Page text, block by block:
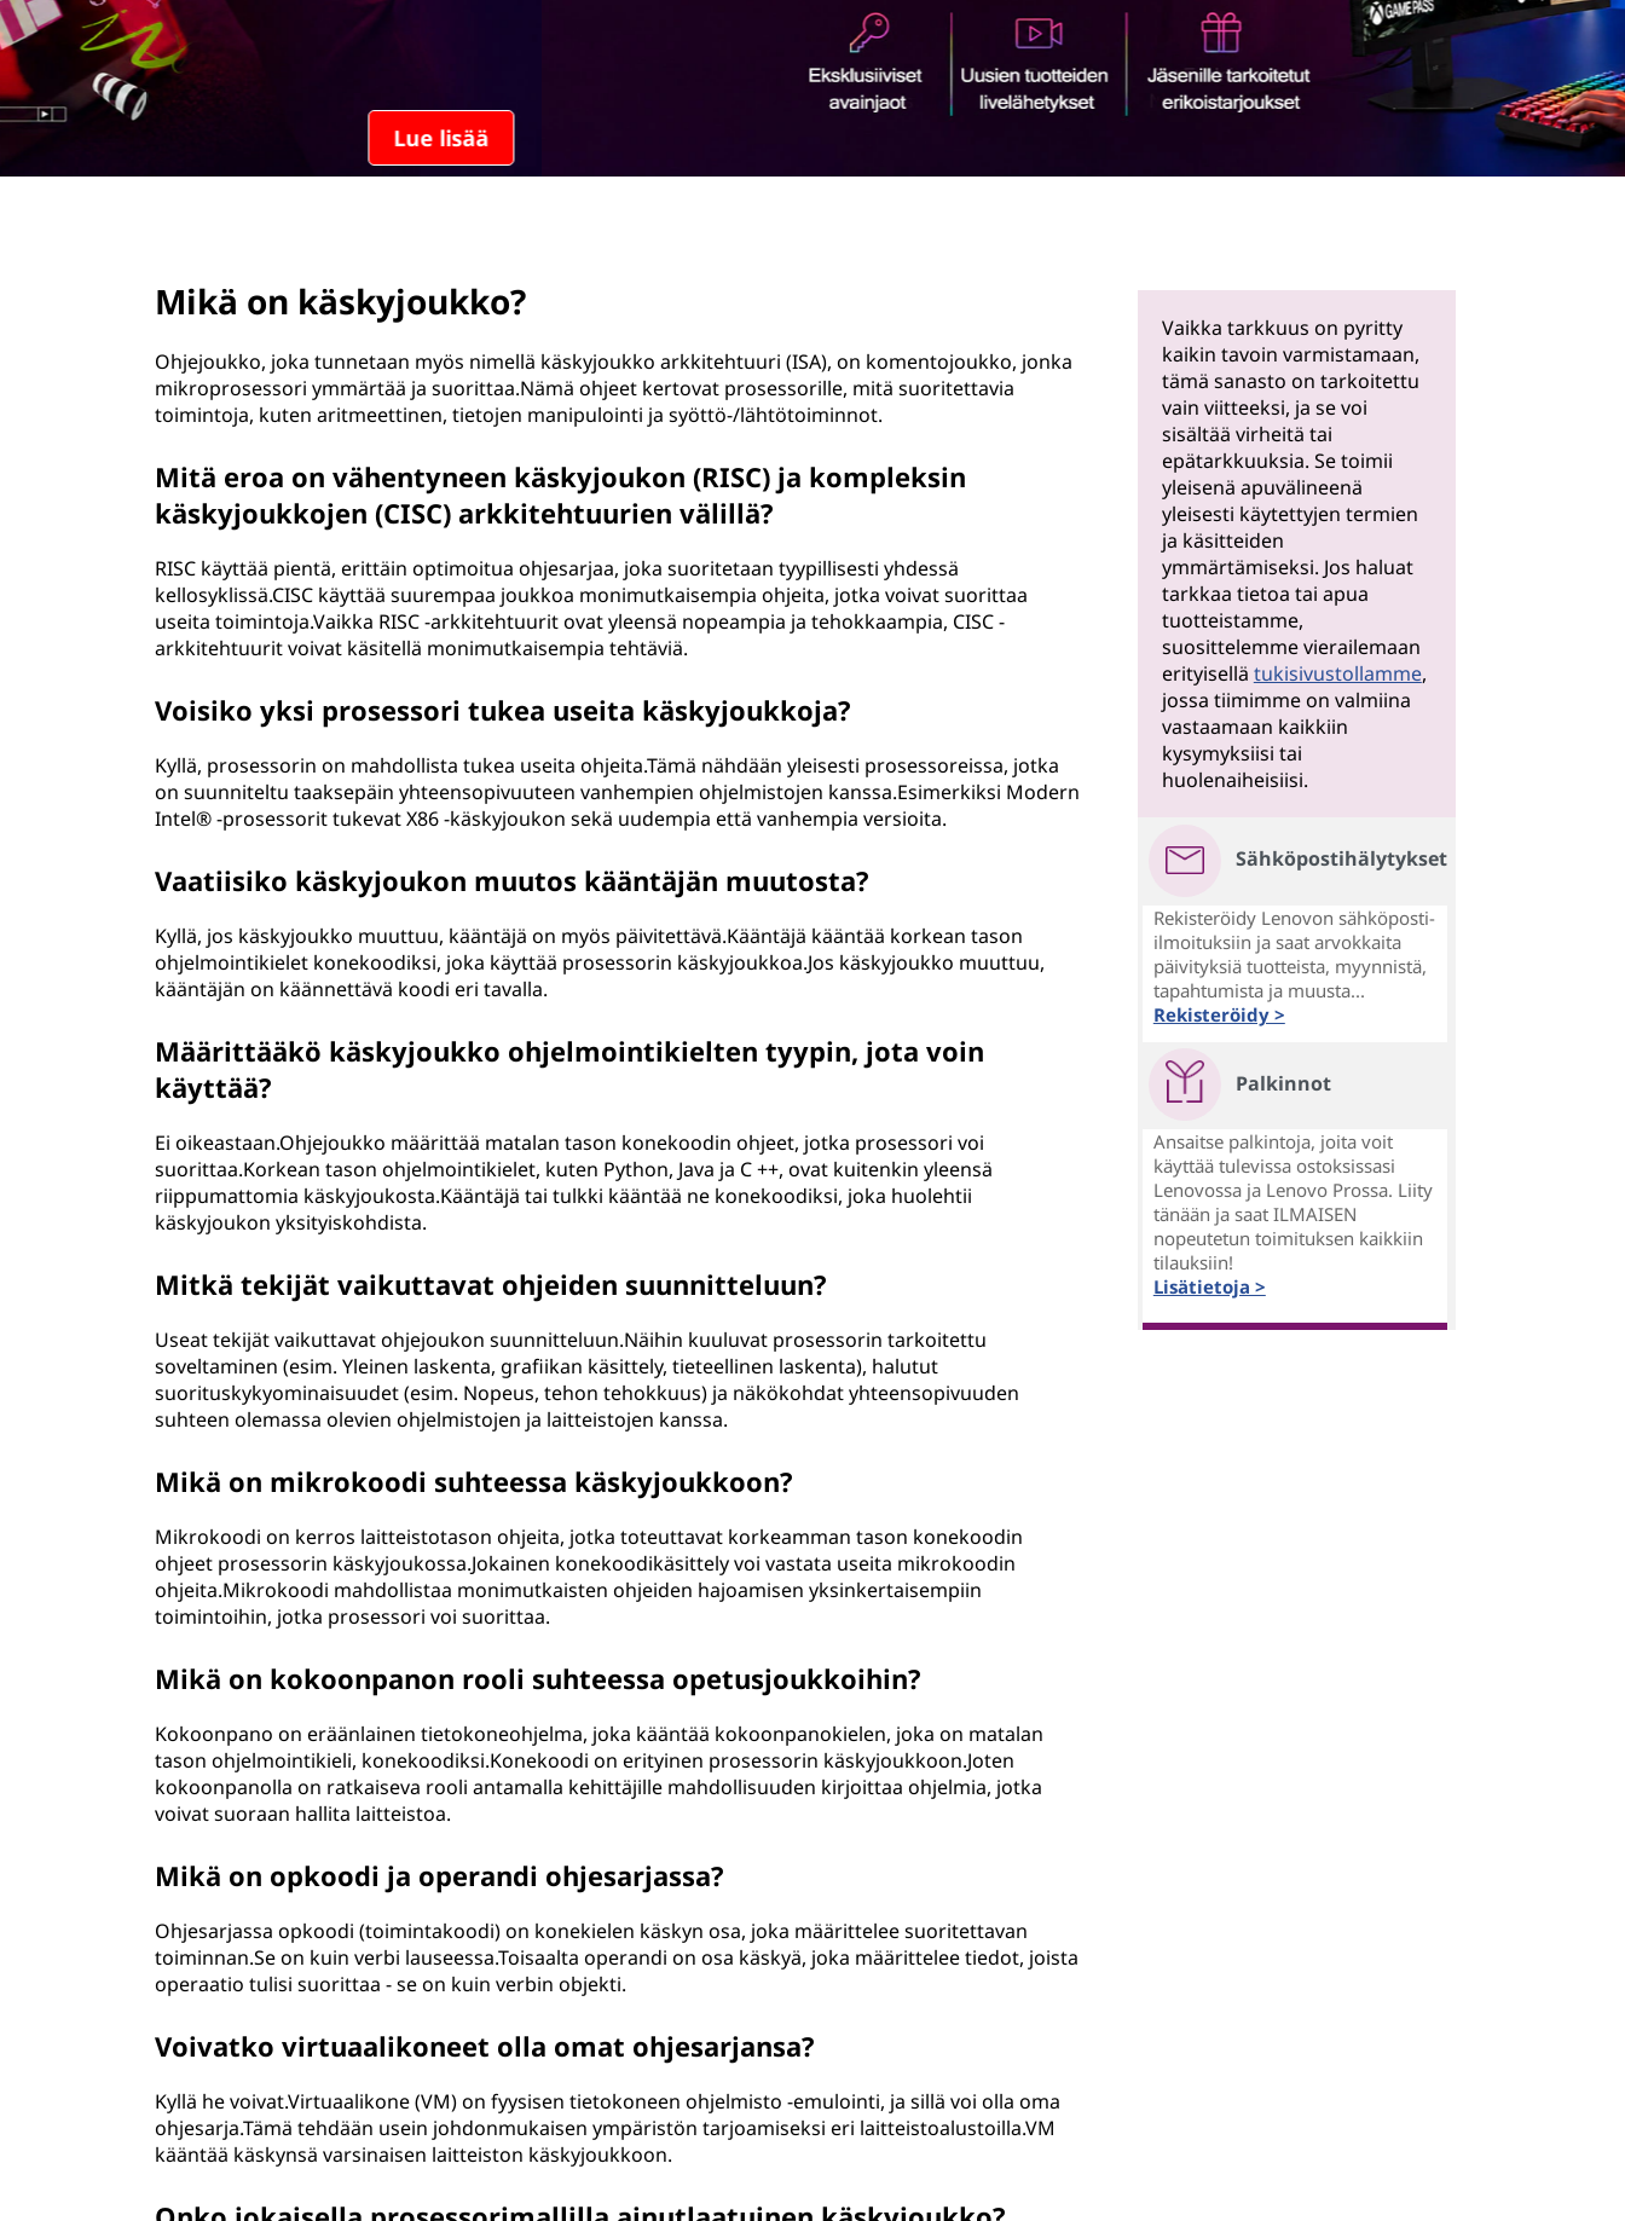
ö
n
Lue lisää
Mikä on käskyjoukko?
Ohjejoukko, joka tunnetaan myös nimellä käskyjoukko arkkitehtuuri (ISA), on komentojoukko, jonka
mikroprosessori ymmärtää ja suorittaa.Nämä ohjeet kertovat prosessorille, mitä suoritettavia
toimintoja, kuten aritmeettinen, tietojen manipulointi ja syöttö-/lähtötoiminnot.
Mitä eroa on vähentyneen käskyjoukon (RISC) ja kompleksin
käskyjoukkojen (CISC) arkkitehtuurien välillä?
RISC käyttää pientä, erittäin optimoitua ohjesarjaa, joka suoritetaan tyypillisesti yhdessä
kellosyklissä.CISC käyttää suurempaa joukkoa monimutkaisempia ohjeita, jotka voivat suorittaa
useita toimintoja.Vaikka RISC -arkkitehtuurit ovat yleensä nopeampia ja tehokkaampia, CISC -
arkkitehtuurit voivat käsitellä monimutkaisempia tehtäviä.
Voisiko yksi prosessori tukea useita käskyjoukkoja?
Kyllä, prosessorin on mahdollista tukea useita ohjeita.Tämä nähdään yleisesti prosessoreissa, jotka
on suunniteltu taaksepäin yhteensopivuuteen vanhempien ohjelmistojen kanssa.Esimerkiksi Modern
Intel® -prosessorit tukevat X86 -käskyjoukon sekä uudempia että vanhempia versioita.
Vaatiisiko käskyjoukon muutos kääntäjän muutosta?
Kyllä, jos käskyjoukko muuttuu, kääntäjä on myös päivitettävä.Kääntäjä kääntää korkean tason
ohjelmointikielet konekoodiksi, joka käyttää prosessorin käskyjoukkoa.Jos käskyjoukko muuttuu,
kääntäjän on käännettävä koodi eri tavalla.
Määrittääkö käskyjoukko ohjelmointikielten tyypin, jota voin
käyttää?
Ei oikeastaan.Ohjejoukko määrittää matalan tason konekoodin ohjeet, jotka prosessori voi
suorittaa.Korkean tason ohjelmointikielet, kuten Python, Java ja C ++, ovat kuitenkin yleensä
riippumattomia käskyjoukosta.Kääntäjä tai tulkki kääntää ne konekoodiksi, joka huolehtii
käskyjoukon yksityiskohdista.
Mitkä tekijät vaikuttavat ohjeiden suunnitteluun?
Useat tekijät vaikuttavat ohjejoukon suunnitteluun.Näihin kuuluvat prosessorin tarkoitettu
soveltaminen (esim. Yleinen laskenta, grafiikan käsittely, tieteellinen laskenta), halutut
suorituskykyominaisuudet (esim. Nopeus, tehon tehokkuus) ja näkökohdat yhteensopivuuden
suhteen olemassa olevien ohjelmistojen ja laitteistojen kanssa.
Mikä on mikrokoodi suhteessa käskyjoukkoon?
Mikrokoodi on kerros laitteistotason ohjeita, jotka toteuttavat korkeamman tason konekoodin
ohjeet prosessorin käskyjoukossa.Jokainen konekoodikäsittely voi vastata useita mikrokoodin
ohjeita.Mikrokoodi mahdollistaa monimutkaisten ohjeiden hajoamisen yksinkertaisempiin
toimintoihin, jotka prosessori voi suorittaa.
Mikä on kokoonpanon rooli suhteessa opetusjoukkoihin?
Kokoonpano on eräänlainen tietokoneohjelma, joka kääntää kokoonpanokielen, joka on matalan
tason ohjelmointikieli, konekoodiksi.Konekoodi on erityinen prosessorin käskyjoukkoon.Joten
kokoonpanolla on ratkaiseva rooli antamalla kehittäjille mahdollisuuden kirjoittaa ohjelmia, jotka
voivat suoraan hallita laitteistoa.
Mikä on opkoodi ja operandi ohjesarjassa?
Ohjesarjassa opkoodi (toimintakoodi) on konekielen käskyn osa, joka määrittelee suoritettavan
toiminnan.Se on kuin verbi lauseessa.Toisaalta operandi on osa käskyä, joka määrittelee tiedot, joista
operaatio tulisi suorittaa - se on kuin verbin objekti.
Voivatko virtuaalikoneet olla omat ohjesarjansa?
Kyllä he voivat.Virtuaalikone (VM) on fyysisen tietokoneen ohjelmisto -emulointi, ja sillä voi olla oma
ohjesarja.Tämä tehdään usein johdonmukaisen ympäristön tarjoamiseksi eri laitteistoalustoilla.VM
kääntää käskynsä varsinaisen laitteiston käskyjoukkoon.
Vaikka tarkkuus on pyritty
kaikin tavoin varmistamaan,
tämä sanasto on tarkoitettu
vain viitteeksi, ja se voi
sisältää virheitä tai
epätarkkuuksia. Se toimii
yleisenä apuvälineenä
yleisesti käytettyjen termien
ja käsitteiden
ymmärtämiseksi. Jos haluat
tarkkaa tietoa tai apua
tuotteistamme,
suosittelemme vierailemaan
erityisellä tukisivustollamme,
jossa tiimimme on valmiina
vastaamaan kaikkiin
kysymyksiisi tai
huolenaiheisiisi.
Sähköpostihälytykset
Rekisteröidy Lenovon sähköposti-
ilmoituksiin ja saat arvokkaita
päivityksiä tuotteista, myynnistä,
tapahtumista ja muusta...
Rekisteröidy >
Palkinnot
Ansaitse palkintoja, joita voit
käyttää tulevissa ostoksissasi
Lenovossa ja Lenovo Prossa. Liity
tänään ja saat ILMAISEN
nopeutetun toimituksen kaikkiin
tilauksiin!
Lisätietoja >